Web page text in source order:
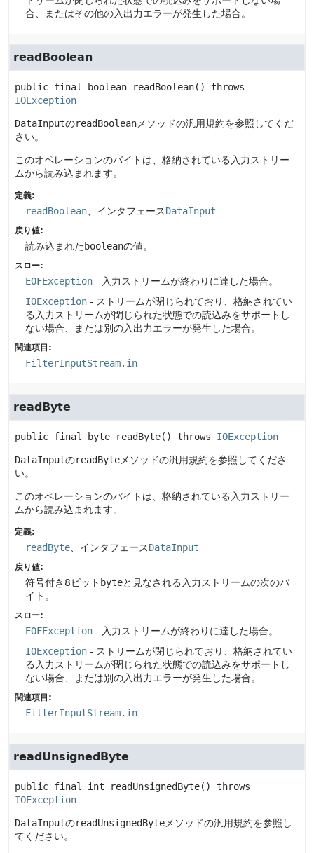
合、またはその他の入出力エラーが発生した場合。
readBoolean
public final boolean readBoolean() throws
IOException
DataInputのreadBoolean メソッドの汎用規約を参照してくだ
さい。
このオペレーションのバイトは、格納されている入力ストリー
ムから読み込まれます。
定義:
readBoolean 、インタフェースDataInput
戻り値:
読み込まれた booleanの値。
スロー:
EOFException - 入力ストリームが終わりに達した場合。
IOException - ストリームが閉じられており、格納されてい
る入力ストリームが閉じられた状態での読込みをサポートし
ない場合、または別の入出力エラーが発生した場合。
関連項目:
FilterInputStream.in
readByte
public final byte readByte() throws IOException
DataInputのreadByte メソッドの汎用規約を参照してくださ
い。
このオペレーションのバイトは、格納されている入力ストリー
ムから読み込まれます。
定義:
readByte 、インタフェースDataInput
戻り値:
符号付き8ビット byteと見なされる入力ストリームの次のバ
イト。
スロー:
EOFException - 入力ストリームが終わりに達した場合。
IOException - ストリームが閉じられており、格納されてい
る入力ストリームが閉じられた状態での読込みをサポートし
ない場合、または別の入出力エラーが発生した場合。
関連項目:
FilterInputStream.in
readUnsignedByte
public final int readUnsignedByte() throws
IOException
DataInputのreadUnsignedByte メソッドの汎用規約を参照し
てください。